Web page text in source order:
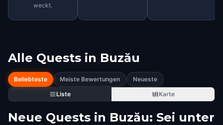
weckt.
Alle Quests in Buzău
Beliebteste Meiste Bewertungen
Neueste
Liste
Karte
Neue Quests in Buzău: Sei unter